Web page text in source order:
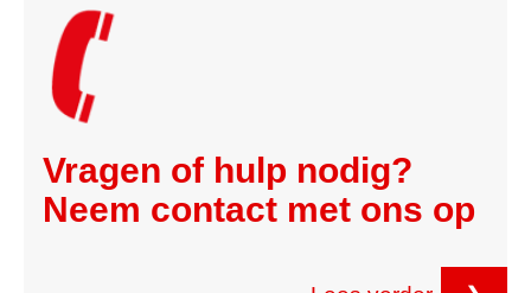
Vragen of hulp nodig?
Neem contact met ons op